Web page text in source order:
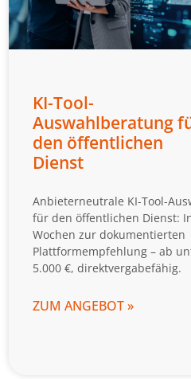
KI-Tool-
Auswahlberatung
den öffentlichen
Dienst
Anbieterneutrale KI-Tool-
für den öffentlichen Dienst:
Wochen zur dokumentierten
Plattformempfehlung – ab
5.000 €, direktvergabefähig.
ZUM ANGEBOT »